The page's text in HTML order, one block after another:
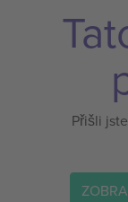
Přišli